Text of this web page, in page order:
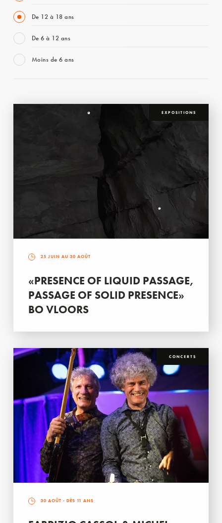
De 12 à 18 ans
De 6 à 12 ans
Moins de 6 ans
EXPOSITIONS
25 JUIN AU 30 AOÛT
«PRESENCE OF LIQUID PASSAGE,
PASSAGE OF SOLID PRESENCE»
BO VLOORS
CONCERTS
30 AOÛT - DÈS 11 ANS